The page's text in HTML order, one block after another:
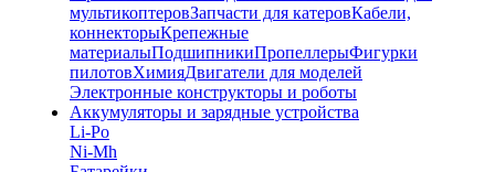
мультикоптеровЗапчасти для катеровКабели,
коннекторыКрепежные
материалыПодшипникиПропеллерыФигурки
пилотовХимияДвигатели для моделей
Электронные конструкторы и роботы
Аккумуляторы и зарядные устройства
Li-Po
Ni-Mh